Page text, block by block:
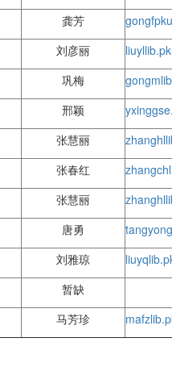
龚芳 gongf
刘彦丽 liuyl
巩梅 gongm
邢颖 yxing
张慧丽 zhanghl
张春红 zhangch
张慧丽 zhanghl
唐勇
tangyong
刘雅琼 liuyq
暂缺
马芳珍 mafz